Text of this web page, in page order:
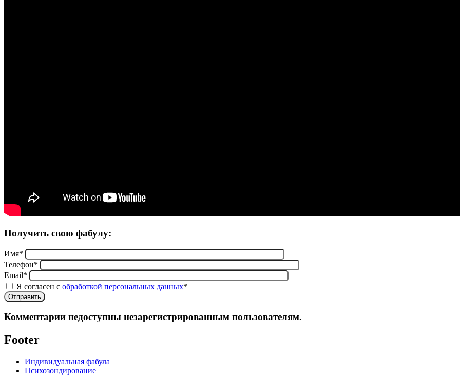
Получить свою фабулу:
Имя*
Телефон*
Email*
Я согласен с обработкой персональных данных*
Отправить
body
Комментарии недоступны незарегистрированным пользователям.
Footer
Индивидуальная фабула
Психозондирование